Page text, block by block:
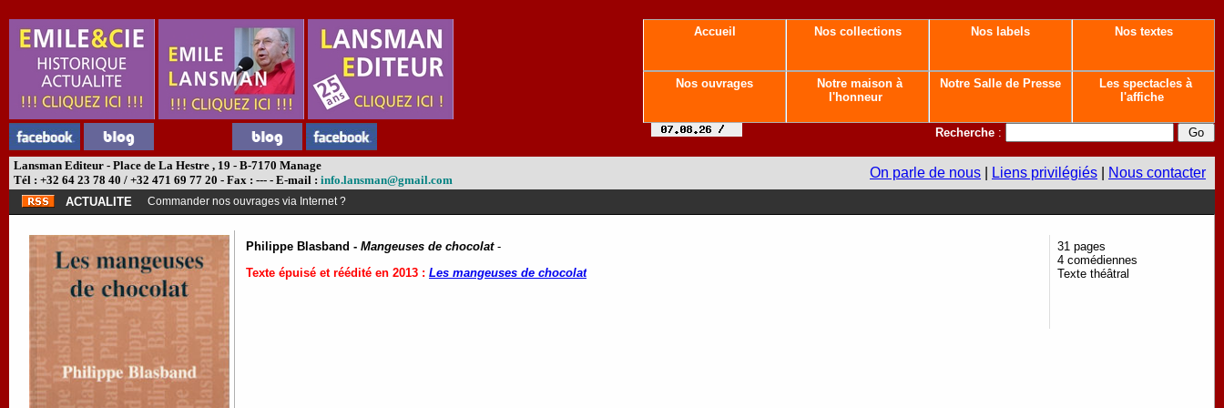
Accueil Nos collections Nos labels Nos textes
Nos ouvrages
Notre maison à
l'honneur
Notre Salle de Presse
Les spectacles à
l'affiche
Recherche :
Lansman Editeur - Place de La Hestre , 19 - B-7170 Manage
Tél : +32 64 23 78 40 / +32 471 69 77 20 - Fax : --- - E-mail : info.lansman@gmail.com On parle de nous Liens privilégiés Nous contacter
ACTUALITE Commander nos ouvrages via Internet ?
Philippe Blasband - Mangeuses de chocolat-
Texte épuisé et réédité en 2013 : Les mangeuses de chocolat
31 pages
4 comédiennes
Texte théâtral